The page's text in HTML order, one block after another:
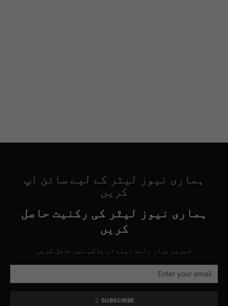
ہماری نیوز لیٹر کے لیے سائن اپ
کریں
ہماری نیوز لیٹر کی رکنیت حاصل
کریں
خبریں براہِ راست اپنے ان باکس میں حاصل کریں
SUBSCRIBE